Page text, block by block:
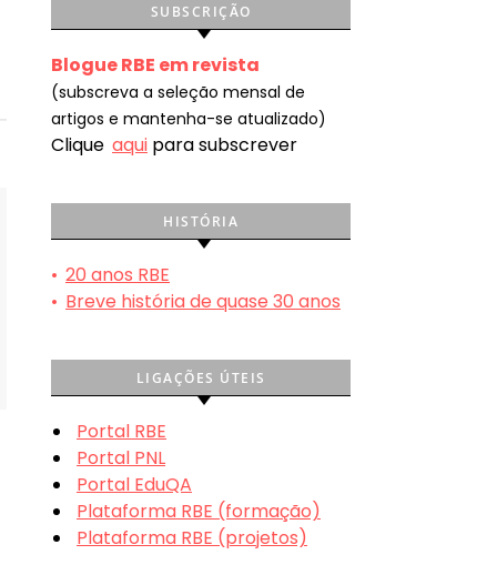
SUBSCRIÇÃO
Blogue RBE em revista
(subscreva a seleção mensal de
artigos e mantenha-se atualizado)
Clique aqui para subscrever
HISTÓRIA
• 20 anos RBE
• Breve história de quase 30 anos
LIGAÇÕES ÚTEIS
Portal RBE
Portal PNL
Portal EduQA
Plataforma RBE (formação)
Plataforma RBE (projetos)